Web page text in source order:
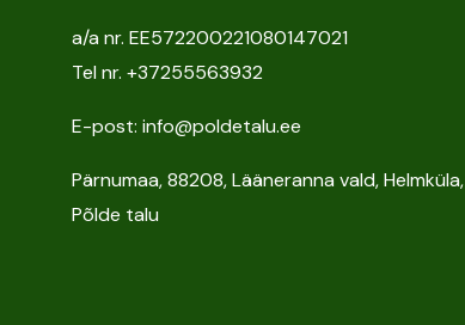
a/a nr. EE572200221080147021
Tel nr. +37255563932
E-post: info@poldetalu.ee
Pärnumaa, 88208, Lääneranna vald, Helmküla,
Põlde talu